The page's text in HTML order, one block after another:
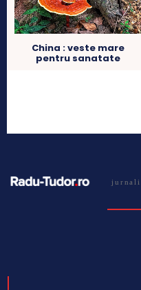
China : veste mare
pentru sanatate